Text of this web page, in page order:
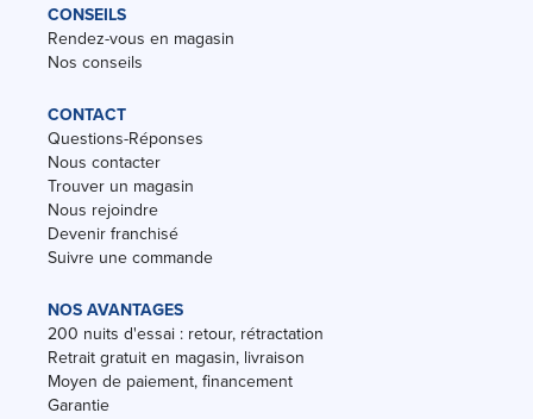
CONSEILS
Rendez-vous en magasin
Nos conseils
CONTACT
Questions-Réponses
Nous contacter
Trouver un magasin
Nous rejoindre
Devenir franchisé
Suivre une commande
NOS AVANTAGES
200 nuits d'essai : retour, rétractation
Retrait gratuit en magasin, livraison
Moyen de paiement, financement
Garantie